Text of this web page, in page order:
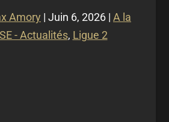
Amory | Juin 6, 2026 | A la
- Actualités, Ligue 2